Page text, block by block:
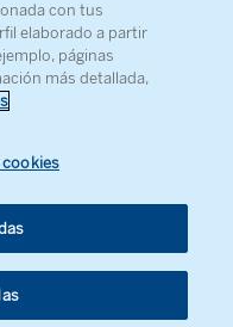
actividad
con tus
elaborado a partir
páginas
más detallada,